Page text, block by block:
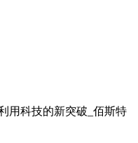
用科技的新突破_佰斯特